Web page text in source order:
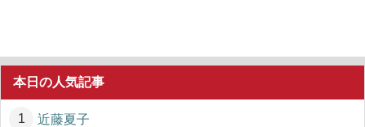
本日の人気記事
近藤夏子